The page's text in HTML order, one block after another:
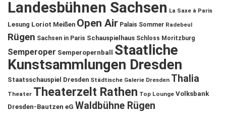
Landesbühnen Sachsen La Saxe à Paris
Lesung Loriot Meißen Open Air Palais Sommer Radebeul
Rügen Sachsen in Paris Schauspielhaus Schloss Moritzburg
Semperoper Semperopernball
Staatliche
Kunstsammlungen Dresden
Staatsschauspiel Dresden Städtische Galerie Dresden Thalia
Theater Theaterzelt Rathen Top Lounge Volksbank
Dresden-Bautzen eG Waldbühne Rügen